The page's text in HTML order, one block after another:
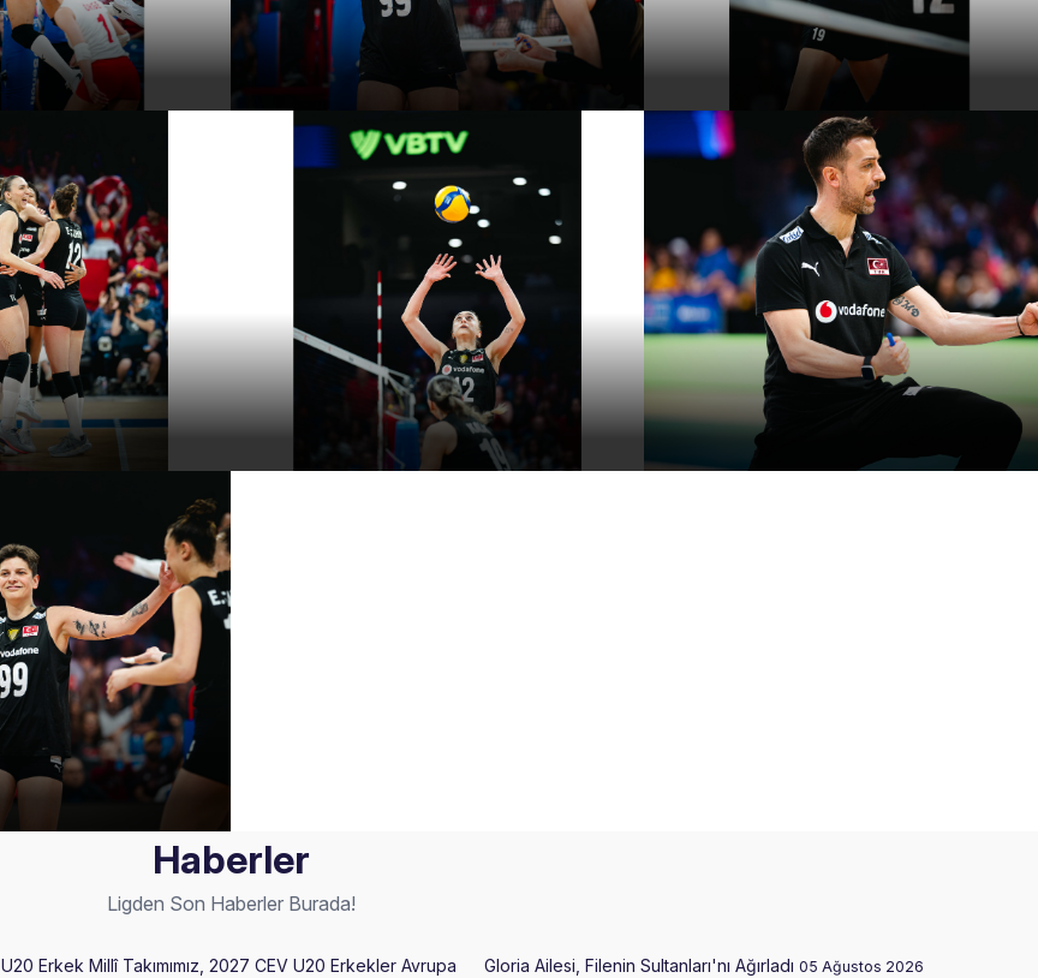
Haberler
Ligden Son Haberler Burada!
U20 Erkek Millî Takımımız, 2027 CEV U20 Erkekler Avrupa
Gloria Ailesi, Filenin Sultanları'nı Ağırladı 05 Ağustos 2026